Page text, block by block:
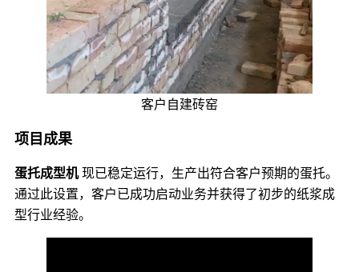
客户自建砖窑
项目成果
蛋托成型机现已稳定运行，生产出符合客户预期的蛋托。
通过此设置，客户已成功启动业务并获得了初步的纸浆成
型行业经验。